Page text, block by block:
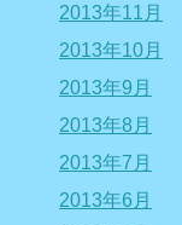
2013年11月
2013年10月
2013年9月
2013年8月
2013年7月
2013年6月